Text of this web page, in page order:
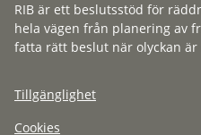
RIB är ett beslutsstöd för
hela vägen från planering av
fatta rätt beslut när olyckan är
Tillgänglighet
Cookies